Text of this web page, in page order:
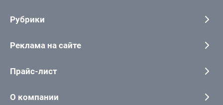
Рубрики
Реклама на сайте
Прайс-лист
О компании